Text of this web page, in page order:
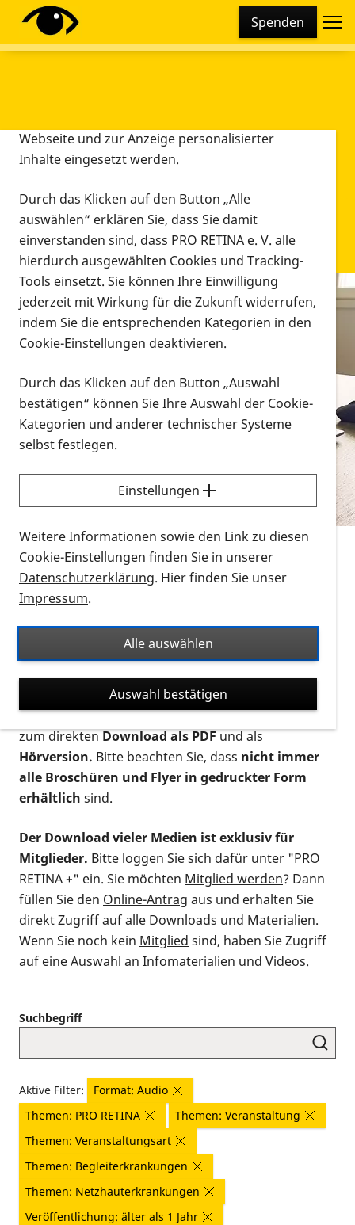
Spenden
Infomaterial
Infomaterial
Vorlesen
Alle Infomaterialien in verschiedenen
Formaten an einem Ort
Sie möchten wissen, wie Sie nach Infonmaterial
suchen und dieses bestellen bzw. herunterladen
können? Schauen Sie sich dieErklärvideos zum
Thema Infomaterial auf der PRO RETINA-Website
für blinde und sehbehinderte Menschen an.
Auf dieser Seite finden Sie sämtliches Infomaterial
Ort. Nutzen Sie den Formatfilter, um ausschließlich
nach Flyern und Broschüren, Audios oder Videos zu
suchen. Die meisten Flyer und Broschüren werden in
verschiedenen Formaten angeboten: zur
postalischen Bestellung als gedruckte Variante
zum direktenDownload als PDFund als
Hörversion. Bitte beachten Sie, dass nicht immer
alle Broschüren und Flyer in gedruckter Form
erhältlich sind.
Der Download vieler Medien ist exklusiv für
Mitglieder. Bitte loggen Sie sich dafür unter "PRO
RETINA +" ein. Sie möchten Mitglied werden? Dann
füllen Sie den Online-Antrag aus und erhalten Sie
direkt Zugriff auf alle Downloads und Materialien.
Wenn Sie noch kein Mitglied sind, haben Sie Zugriff
auf eine Auswahl an Infomaterialien und Videos.
Suchbegriff
Aktive Filter:
Format: Audio
Themen: PRO RETINA
Themen: Veranstaltung
Themen: Veranstaltungsart
Themen: Begleiterkrankungen
Themen: Netzhauterkrankungen
Veröffentlichung: älter als 1 Jahr
Diese Webseite setzt verschiedene Cookies und
Tracking-Tools ein. Dies beinhaltet Cookies und
Webseite und zur Anzeige personalisierter
Inhalte eingesetzt werden.
Durch das Klicken auf den Button „Alle
auswählen“ erklären Sie, dass Sie damit
einverstanden sind, dass PRO RETINA e. V. alle
hierdurch ausgewählten Cookies und Tracking-
Tools einsetzt. Sie können Ihre Einwilligung
jederzeit mit Wirkung für die Zukunft widerrufen,
indem Sie die entsprechenden Kategorien in den
Cookie-Einstellungen deaktivieren.
Durch das Klicken auf den Button „Auswahl
bestätigen“ können Sie Ihre Auswahl der Cookie-
Kategorien und anderer technischer Systeme
selbst festlegen.
Einstellungen
Weitere Informationen sowie den Link zu diesen
Cookie-Einstellungen finden Sie in unserer
Datenschutzerklärung. Hier finden Sie unser
Impressum.
Alle auswählen
Auswahl bestätigen